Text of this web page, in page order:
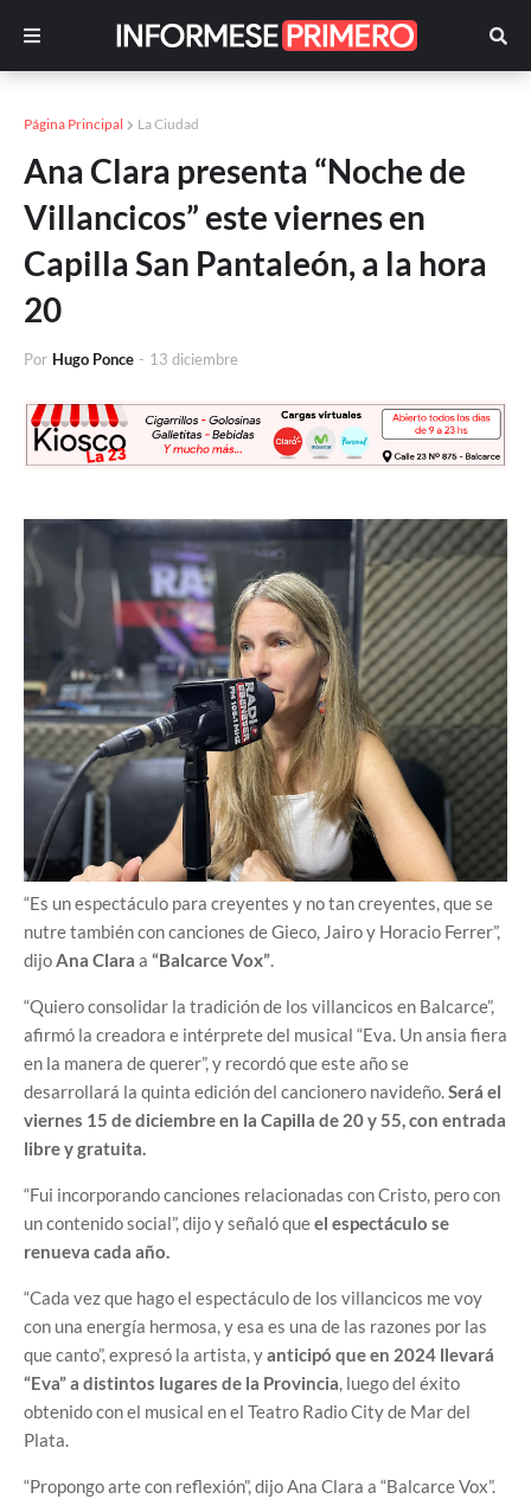
Página Principal La Ciudad
Ana Clara presenta “Noche de
Villancicos” este viernes en
Capilla San Pantaleón, a la hora
20
Por Hugo Ponce - 13 diciembre
“Es un espectáculo para creyentes y no tan creyentes, que se
nutre también con canciones de Gieco, Jairo y Horacio Ferrer”,
dijoAna Clara a “Balcarce Vox”.
“Quiero consolidar la tradición de los villancicos en Balcarce”,
afirmó la creadora e intérprete del musical “Eva. Un ansia fiera
en la manera de querer”, y recordó que este año se
desarrollará la quinta edición del cancionero navideño.Será el
viernes 15 de diciembre en la Capilla de 20 y 55, con entrada
libre y gratuita.
“Fui incorporando canciones relacionadas con Cristo, pero con
un contenido social”, dijo y señaló queel espectáculo se
renueva cada año.
“Cada vez que hago el espectáculo de los villancicos me voy
con una energía hermosa, y esa es una de las razones por las
que canto”, expresó la artista, yanticipó que en 2024 llevará
“Eva” a distintos lugares de la Provincia, luego del éxito
obtenido con el musical en el Teatro Radio City de Mar del
Plata.
“Propongo arte con reflexión”, dijo Ana Clara a “Balcarce Vox”.